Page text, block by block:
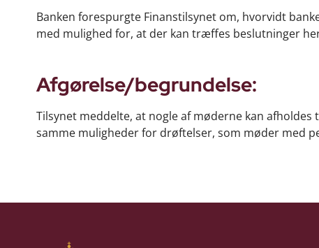
Banken forespurgte Finanstilsynet om, hvorvidt
med mulighed for, at der kan træffes beslutninger
Afgørelse/begrundelse:
Tilsynet meddelte, at nogle af møderne kan
samme muligheder for drøftelser, som møder med